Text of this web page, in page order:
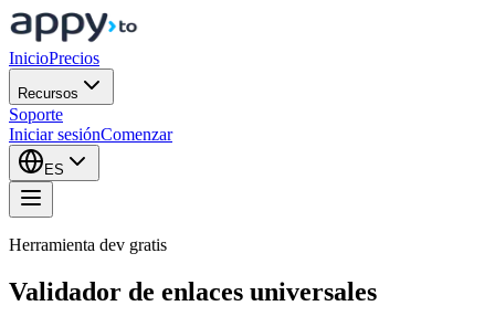
InicioPrecios
Recursos
Soporte
Iniciar sesiónComenzar
ES
Herramienta dev gratis
Validador de enlaces universales